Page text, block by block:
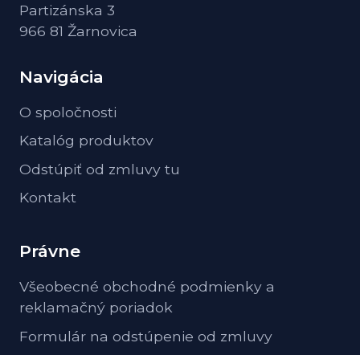
Partizánska 3
966 81 Žarnovica
Navigácia
O spoločnosti
Katalóg produktov
Odstúpiť od zmluvy tu
Kontakt
Právne
Všeobecné obchodné podmienky a
reklamačný poriadok
Formulár na odstúpenie od zmluvy